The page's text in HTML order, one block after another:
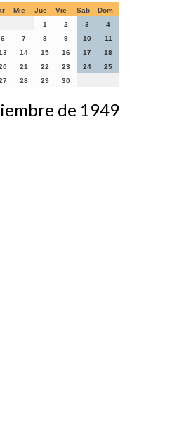
Mie Jue Vie Sab
Dom
1
2 3
4
6 7 8 9 10
11
14 15 16 17
18
21 22 23 24
25
28 29 30
de 1949